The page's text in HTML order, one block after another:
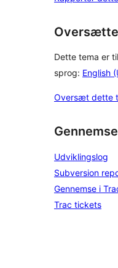
Dette tema er
sprog: English
Oversæt dette
Udviklingslog
Subversion
Gennemse i
Trac tickets